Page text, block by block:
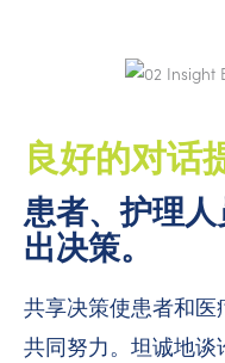
良好的对话
患者、护理
出决策。
共享决策使患者和
共同努力。坦诚地